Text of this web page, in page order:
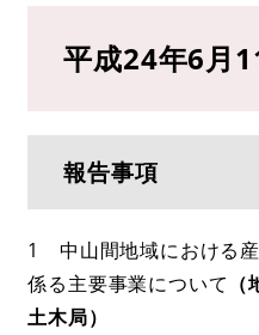
平成24年6月
報告事項
1 中山間地域における
係る主要事業について
土木局）